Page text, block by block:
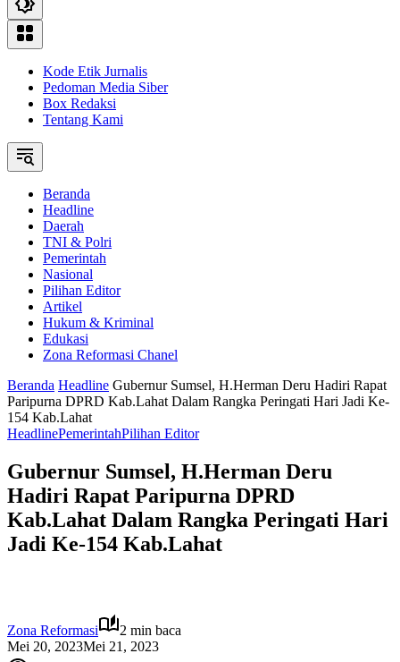
Kode Etik Jurnalis
Pedoman Media Siber
Box Redaksi
Tentang Kami
Beranda
Headline
Daerah
TNI & Polri
Pemerintah
Nasional
Pilihan Editor
Artikel
Hukum & Kriminal
Edukasi
Zona Reformasi Chanel
Beranda Headline Gubernur Sumsel, H.Herman Deru Hadiri Rapat
Paripurna DPRD Kab.Lahat Dalam Rangka Peringati Hari Jadi Ke-
154 Kab.Lahat
HeadlinePemerintahPilihan Editor
Gubernur Sumsel, H.Herman Deru
Hadiri Rapat Paripurna DPRD
Kab.Lahat Dalam Rangka Peringati Hari
Jadi Ke-154 Kab.Lahat
Zona Reformasi
2 min baca
Mei 20, 2023Mei 21, 2023